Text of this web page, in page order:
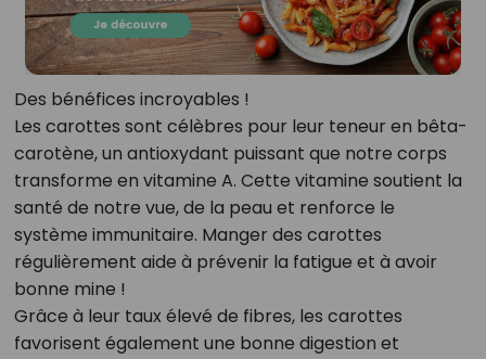
Des bénéfices incroyables !
Les carottes sont célèbres pour leur teneur en bêta-
carotène, un antioxydant puissant que notre corps
transforme en vitamine A. Cette vitamine soutient la
santé de notre vue, de la peau et renforce le
système immunitaire. Manger des carottes
régulièrement aide à prévenir la fatigue et à avoir
bonne mine !
Grâce à leur taux élevé de fibres, les carottes
favorisent également une bonne digestion et